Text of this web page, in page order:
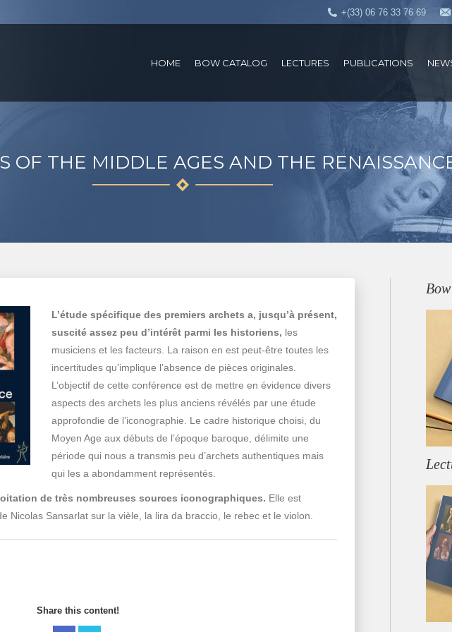
+(33) 06 76 33 76 69
HOME BOW CATALOG LECTURES PUBLICATIONS
OF THE MIDDLE AGES AND THE
L’étude spécifique des premiers archets a, jusqu’à présent,
suscité assez peu d’intérêt parmi les historiens, les
musiciens et les facteurs. La raison en est peut-être toutes les
incertitudes qu’implique l’absence de pièces originales.
L’objectif de cette conférence est de mettre en évidence divers
aspects des archets les plus anciens révélés par une étude
approfondie de l’iconographie. Le cadre historique choisi, du
Moyen Age aux débuts de l’époque baroque, délimite une
période qui nous a transmis peu d’archets authentiques mais
qui les a abondamment représentés.
de très nombreuses sources iconographiques. Elle est
Nicolas Sansarlat sur la vièle, la lira da braccio, le rebec et le violon.
Share this content!